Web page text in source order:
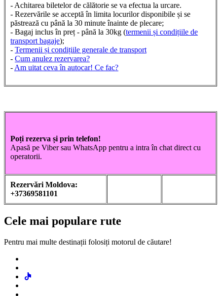
- Achitarea biletelor de călătorie se va efectua la urcare.
- Rezervările se acceptă în limita locurilor disponibile și se
păstrează cu până la 30 minute înainte de plecare;
- Bagaj inclus în preț - până la 30kg (termenii și condițiile de
transport bagaje);
- Termenii și condițiile generale de transport
- Cum anulez rezervarea?
- Am uitat ceva în autocar! Ce fac?
Poți rezerva și prin telefon!
Apasă pe Viber sau WhatsApp pentru a intra în chat direct cu
operatorii.
Rezervări Moldova:
+37369581101
Cele mai populare rute
Pentru mai multe destinații folosiți motorul de căutare!